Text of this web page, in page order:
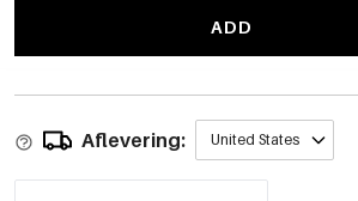
ADD
Aflevering: United States